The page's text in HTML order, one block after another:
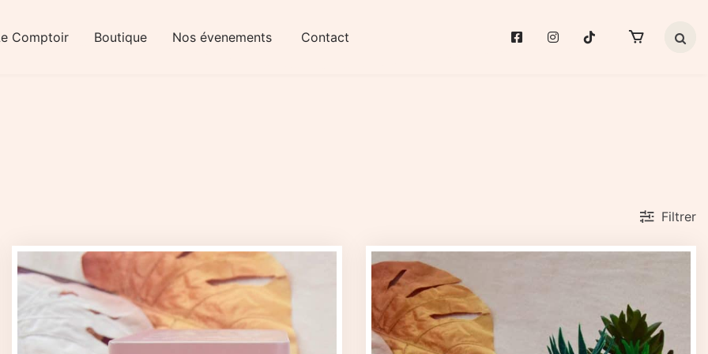
Comptoir Boutique Nos évenements Contact
Filtrer